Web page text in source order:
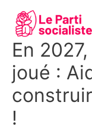
contenu
En
joué :
!